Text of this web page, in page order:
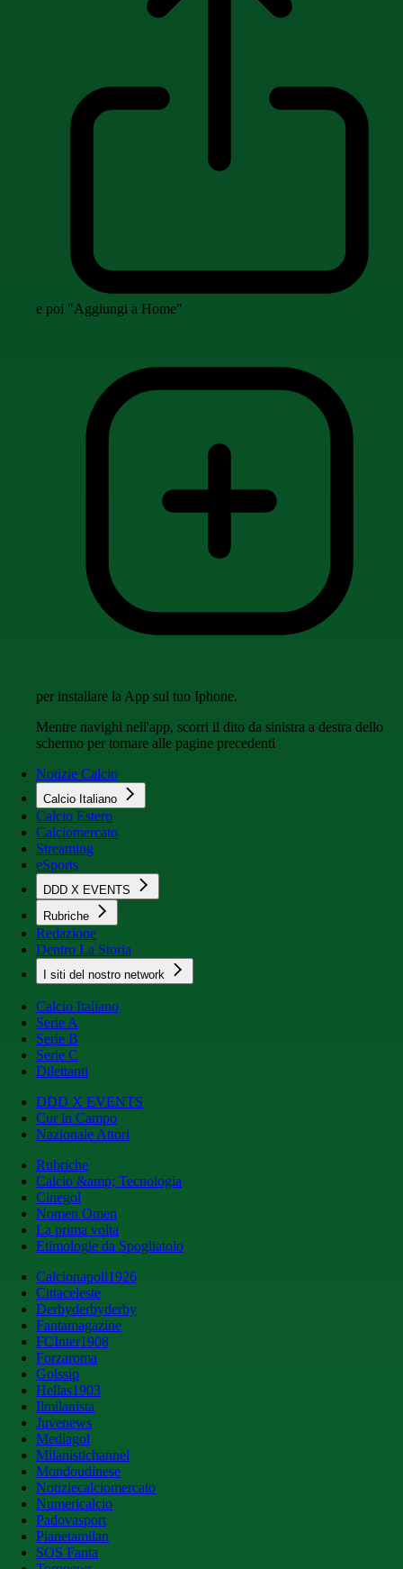
e poi "Aggiungi a Home"
per installare la App sul tuo Iphone.
Mentre navighi nell'app, scorri il dito da sinistra a destra dello
schermo per tornare alle pagine precedenti
Notizie Calcio
Calcio Italiano
Calcio Estero
Calciomercato
Streaming
eSports
DDD X EVENTS
Rubriche
Redazione
Dentro La Storia
I siti del nostro network
Calcio Italiano
Serie A
Serie B
Serie C
Dilettanti
DDD X EVENTS
Cur in Campo
Nazionale Attori
Rubriche
Calcio &amp; Tecnologia
Cinegol
Nomen Omen
La prima volta
Etimologie da Spogliatoio
Calcionapoli1926
Cittaceleste
Derbyderbyderby
Fantamagazine
FCInter1908
Forzaroma
Golssip
Hellas1903
Ilmilanista
Juvenews
Mediagol
Milanistichannel
Mondoudinese
Notiziecalciomercato
Numericalcio
Padovasport
Pianetamilan
SOS Fanta